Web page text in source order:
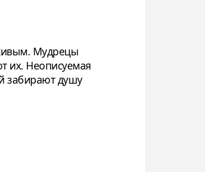
Мудрецы
их. Неописуемая
забирают душу